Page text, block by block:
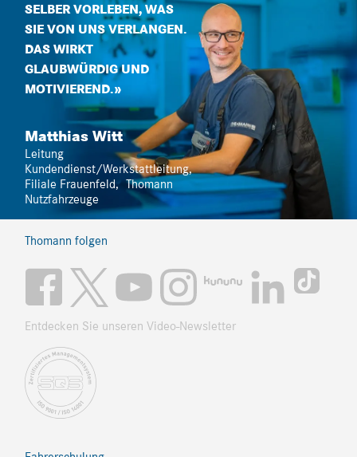
SELBER VORLEBEN, WAS
SIE VON UNS VERLANGEN.
DAS WIRKT
GLAUBWÜRDIG UND
MOTIVIEREND.»
Matthias Witt
Leitung
Kundendienst/Werkstattleitung,
Filiale Frauenfeld, Thomann
Nutzfahrzeuge
Thomann folgen
Entdecken Sie unseren Video-Newsletter